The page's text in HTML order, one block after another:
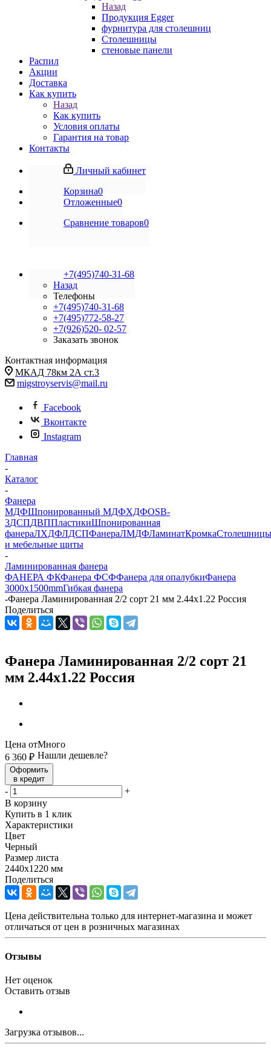
Назад
Продукция Egger
фурнитура для столешниц
Столешницы
стеновые панели
Распил
Акции
Доставка
Как купить
Назад
Как купить
Условия оплаты
Гарантия на товар
Контакты
Личный кабинет
Корзина0
Отложенные0
Сравнение товаров0
+7(495)740-31-68
Назад
Телефоны
+7(495)740-31-68
+7(495)772-58-27
+7(926)520- 02-57
Заказать звонок
Контактная информация
МКАД 78км 2А ст.3
migstroyservis@mail.ru
Facebook
Вконтакте
Instagram
Главная
-
Каталог
-
Фанера
МДФШпонированный МДФХДФOSB-
3ДСПДВППластикиШпонированная
фанераЛХДФЛДСПФанераЛМДФЛаминатКромкаСтолешницы
и мебельные щиты
-
Ламинированная фанера
ФАНЕРА ФКФанера ФСФФанера для опалубкиФанера
3000х1500mmГибкая фанера
-Фанера Ламинированная 2/2 сорт 21 мм 2.44х1.22 Россия
Поделиться
Фанера Ламинированная 2/2 сорт 21
мм 2.44х1.22 Россия
Цена от
6 360 ₽
Оформить
в кредит
Много
Нашли дешевле?
-
+
В корзину
Купить в 1 клик
Характеристики
Цвет
Черный
Размер листа
2440х1220 мм
Поделиться
Цена действительна только для интернет-магазина и может
отличаться от цен в розничных магазинах
Отзывы
Нет оценок
Оставить отзыв
Загрузка отзывов...